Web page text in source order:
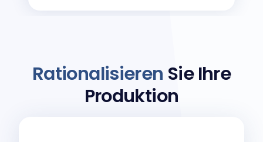
Rationalisieren Sie Ihre
Produktion